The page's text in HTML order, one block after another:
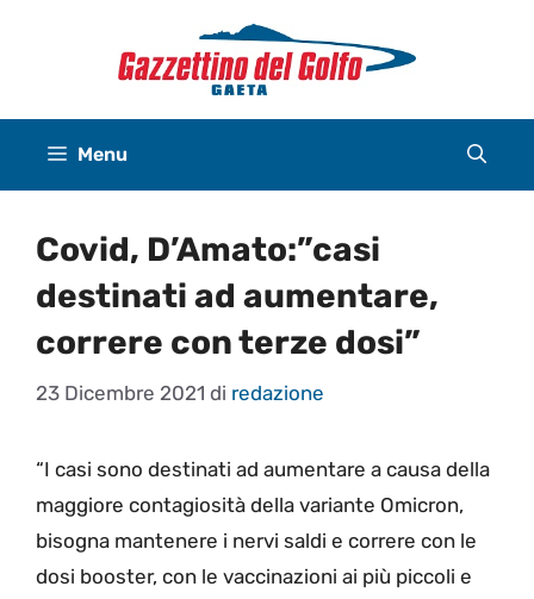
Menu
Covid, D’Amato:”casi
destinati ad aumentare,
correre con terze dosi”
23 Dicembre 2021 di redazione
“I casi sono destinati ad aumentare a causa della
maggiore contagiosità della variante Omicron,
bisogna mantenere i nervi saldi e correre con le
dosi booster, con le vaccinazioni ai più piccoli e